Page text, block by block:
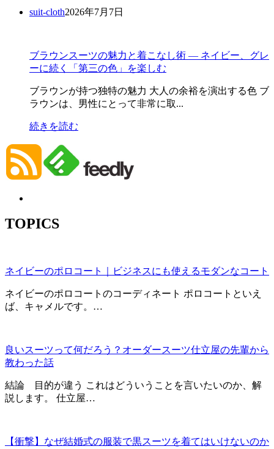
suit-cloth2026年7月7日
ブラウンスーツの魅力と着こなし術 ― ネイビー、グレ
ーに続く「第三の色」を楽しむ
ブラウンが持つ独特の魅力 大人の余裕を演出する色 ブ
ラウンは、男性にとって非常に取...
続きを読む
TOPICS
ネイビーのポロコート｜ビジネスにも使えるモダンなコート
ネイビーのポロコートのコーディネート ポロコートといえ
ば、キャメルです。…
良いスーツって何だろう？オーダースーツ仕立屋の先輩から
教わった話
結論 目的が違う これはどういうことを言いたいのか、解
説します。 仕立屋…
【衝撃】なぜ結婚式の服装で黒スーツを着てはいけないのか